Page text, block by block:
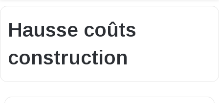
Hausse coûts
construction